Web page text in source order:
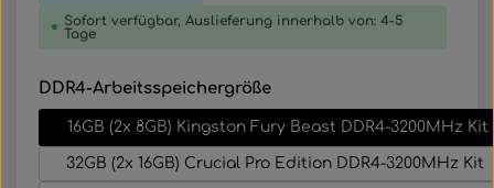
Sofort verfügbar, Auslieferung innerhalb von: 4-5
Tage
DDR4-Arbeitsspeichergrößeauswählen
16GB (2x 8GB) Kingston Fury Beast DDR4-3200MHz Kit
32GB (2x 16GB) Crucial Pro Edition DDR4-3200MHz Kit